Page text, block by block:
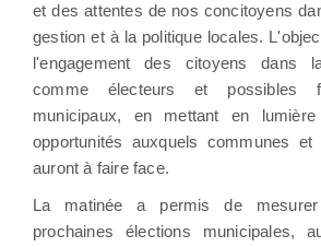
et des attentes de nos concitoyens
gestion et à la politique locales.
l'engagement des citoyens dans
comme électeurs et possibles
municipaux, en mettant en
opportunités auxquels communes et
auront à faire face.
La matinée a permis de
prochaines élections municipales,